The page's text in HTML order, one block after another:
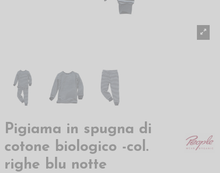
Pigiama in spugna di
cotone biologico -col.
righe blu notte